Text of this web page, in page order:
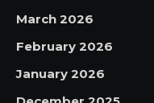
March 2026
February 2026
January 2026